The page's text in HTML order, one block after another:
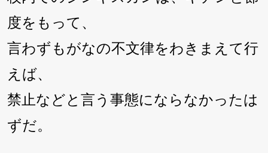
度をもって、
言わずもがなの不文律をわきまえて行
えば、
禁止などと言う事態にならなかったは
ずだ。